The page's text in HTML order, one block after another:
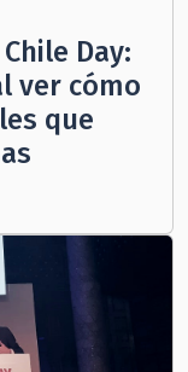
Day:
ver cómo
que